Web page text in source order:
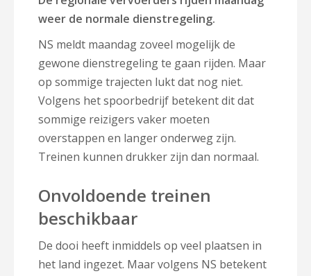
weer de normale dienstregeling.
NS meldt maandag zoveel mogelijk de
gewone dienstregeling te gaan rijden. Maar
op sommige trajecten lukt dat nog niet.
Volgens het spoorbedrijf betekent dit dat
sommige reizigers vaker moeten
overstappen en langer onderweg zijn.
Treinen kunnen drukker zijn dan normaal.
Onvoldoende treinen
beschikbaar
De dooi heeft inmiddels op veel plaatsen in
het land ingezet. Maar volgens NS betekent